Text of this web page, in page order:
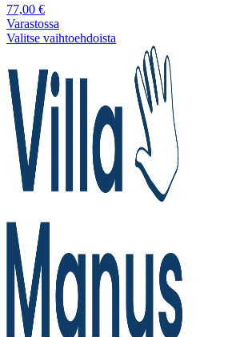
77,00 €
Varastossa
Valitse vaihtoehdoista